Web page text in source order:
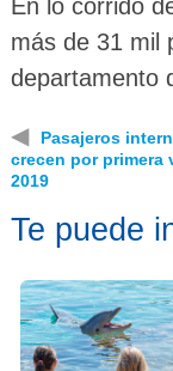
En lo corrido
más de 31 mil
departamento
◀
Pasajeros
crecen por primera
2019
Te puede